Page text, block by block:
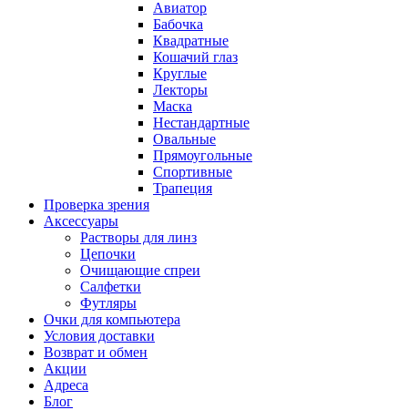
Авиатор
Бабочка
Квадратные
Кошачий глаз
Круглые
Лекторы
Маска
Нестандартные
Овальные
Прямоугольные
Спортивные
Трапеция
Проверка зрения
Аксессуары
Растворы для линз
Цепочки
Очищающие спреи
Салфетки
Футляры
Очки для компьютера
Условия доставки
Возврат и обмен
Акции
Адреса
Блог